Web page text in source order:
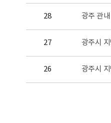
28 광주 관
27 광주시
26 광주시